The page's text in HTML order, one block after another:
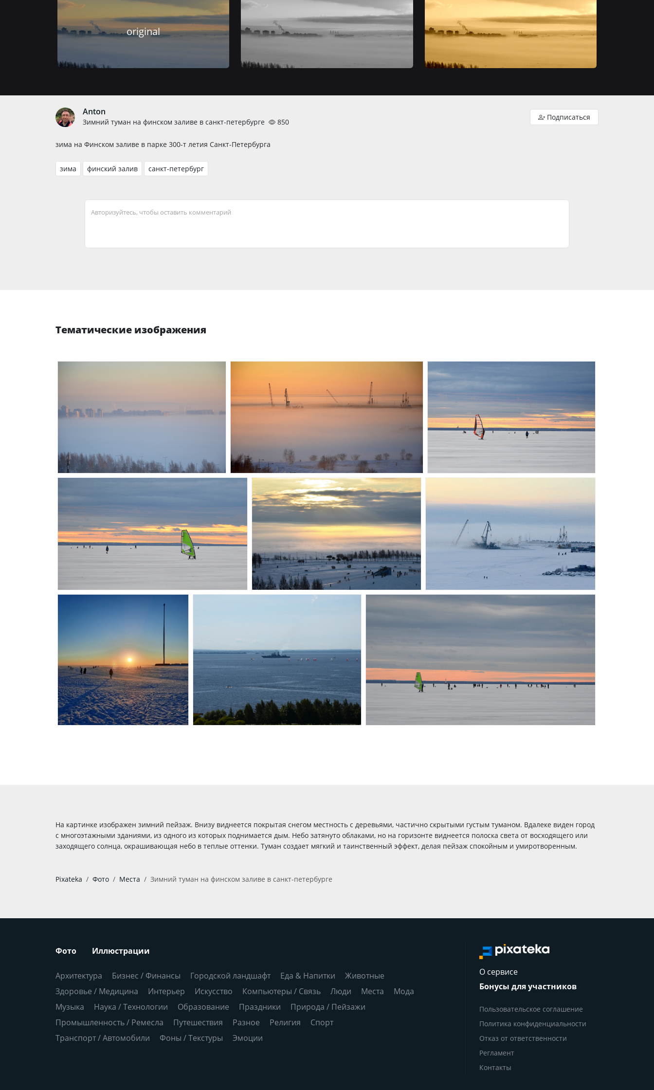
original
Anton
Зимний туман на финском заливе в санкт-петербурге 850
зима на Финском заливе в парке 300-т летия Санкт-Петербурга
зима финский залив санкт-петербург
Авторизуйтесь, чтобы оставить комментарий
Тематические изображения
На картинке изображен зимний пейзаж. Внизу виднеется покрытая снегом местность с деревьями, частично скрытыми густым туманом. Вдалеке виден город
с многоэтажными зданиями, из одного из которых поднимается дым. Небо затянуто облаками, но на горизонте виднеется полоска света от восходящего или
заходящего солнца, окрашивающая небо в теплые оттенки. Туман создает мягкий и таинственный эффект, делая пейзаж спокойным и умиротворенным.
Pixateka Фото Места Зимний туман на финском заливе в санкт-петербурге
Фото Иллюстрации
Архитектура Бизнес / Финансы Городской ландшафт Еда & Напитки
Животные
Здоровье / Медицина
Интерьер Искусство Компьютеры / Связь Люди Места
Мода
Музыка
Наука / Технологии Образование Праздники
Природа / Пейзажи
Промышленность / Ремесла
Путешествия Разное Религия
Спорт
Транспорт / Автомобили
Фоны / Текстуры Эмоции
О сервисе
Бонусы для участников
Пользовательское соглашение
Политика конфиденциальности
Отказ от ответственности
Регламент
Контакты